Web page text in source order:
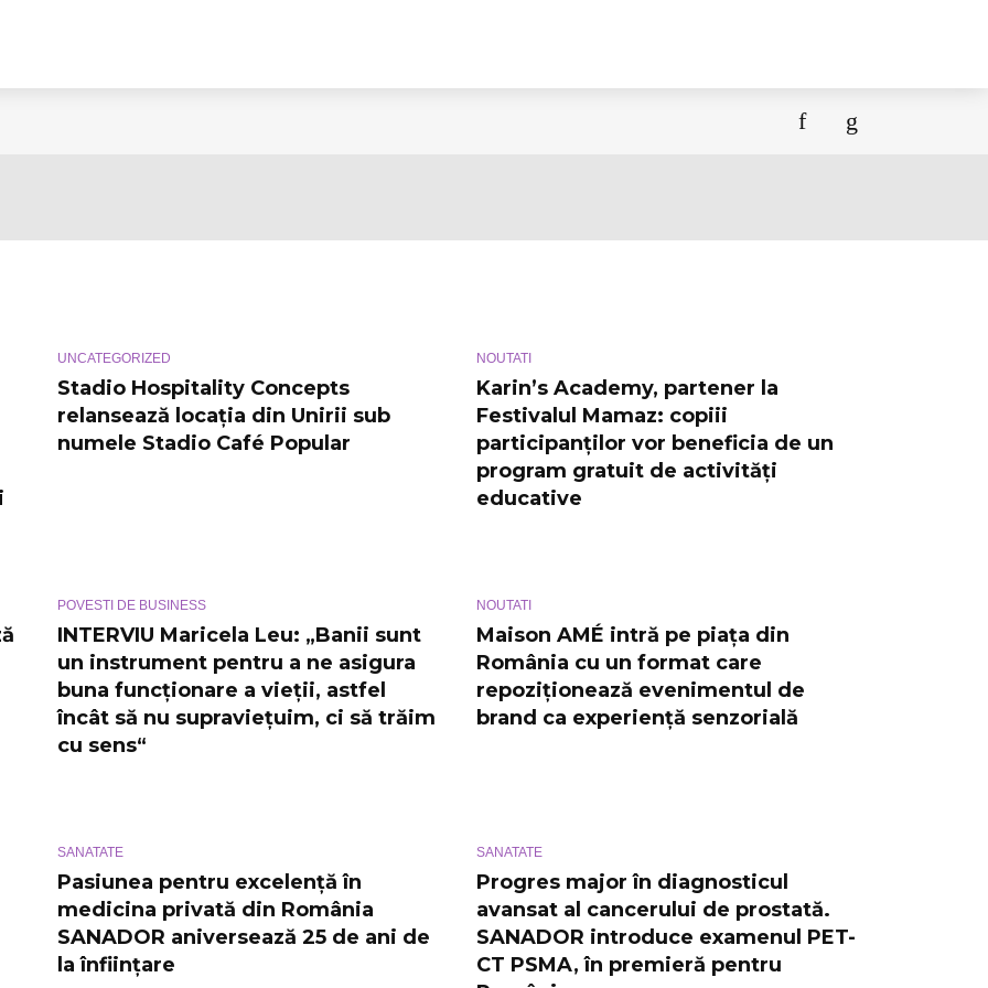
UNCATEGORIZED
Stadio Hospitality Concepts
relansează locația din Unirii sub
numele Stadio Café Popular
NOUTATI
Karin’s Academy, partener la
Festivalul Mamaz: copiii
participanților vor beneficia de un
program gratuit de activități
educative
POVESTI DE BUSINESS
INTERVIU Maricela Leu: „Banii sunt
un instrument pentru a ne asigura
buna funcționare a vieții, astfel
încât să nu supraviețuim, ci să trăim
cu sens“
NOUTATI
Maison AMÉ intră pe piața din
România cu un format care
repoziționează evenimentul de
brand ca experiență senzorială
SANATATE
Pasiunea pentru excelență în
medicina privată din România
SANADOR aniversează 25 de ani de
la înființare
SANATATE
Progres major în diagnosticul
avansat al cancerului de prostată.
SANADOR introduce examenul PET-
CT PSMA, în premieră pentru